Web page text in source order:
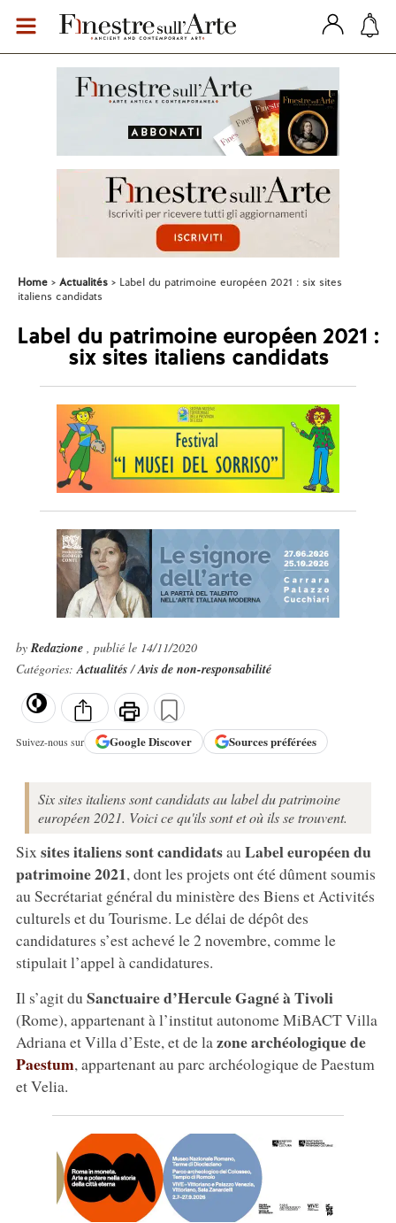
Home Actualités
Label du patrimoine européen 2021 : six sites
italiens candidats
Label du patrimoine européen 2021 :
six sites italiens candidats
byRedazione , publié le 14/11/2020
Catégories:Actualités/Avis de non-responsabilité
Suivez-nous sur GoogleDiscover Sources préférées
Six sites italiens sont candidats au label du patrimoine
européen 2021. Voici ce qu'ils sont et où ils se trouvent.
Six sites italiens sont candidatsau Label européen du
patrimoine 2021, dont les projets ont été dûment soumis
au Secrétariat général du ministère des Biens et Activités
culturels et du Tourisme. Le délai de dépôt des
candidatures s’est achevé le 2 novembre, comme le
stipulait l’appel à candidatures.
Il s’agit du Sanctuaire d’Hercule Gagné à Tivoli
(Rome), appartenant à l’institut autonome MiBACT Villa
Adriana et Villa d’Este, et de la zone archéologique de
Paestum, appartenant au parc archéologique de Paestum
et Velia.